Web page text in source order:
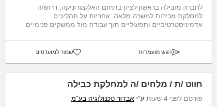
לחברה מובילה בראשון לציון בתחום האלקטרוניקה, דרוש/ה
למחלקת מכירות למשרה מלאה. אחריות על תהליכים
אדמיניסטרטיביים ותפעוליים תוך עבודה מול ממשקים פנימיים
הגש מועמדות שמור למועדפים
חווט /ת / מלחים /ה למחלקת כבילה
פורסם לפני 4 שעות ע"י אבדור טכנולוגיה בע"מ